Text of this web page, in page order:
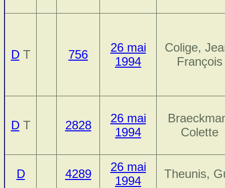
DT 756
26 mai
1994
Colige,
François
DT 2828
26 mai
1994
Colette
D 4289
26 mai
1994
Theunis,